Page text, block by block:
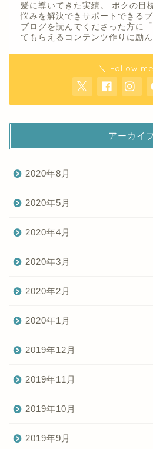
髪に導いてきた実績。 ボクの目
悩みを解決できサポートできる
ブログを読んでくださった方に
てもらえるコンテンツ作りに励
＼ Follow
アーカイ
2020年8月
2020年5月
2020年4月
2020年3月
2020年2月
2020年1月
2019年12月
2019年11月
2019年10月
2019年9月